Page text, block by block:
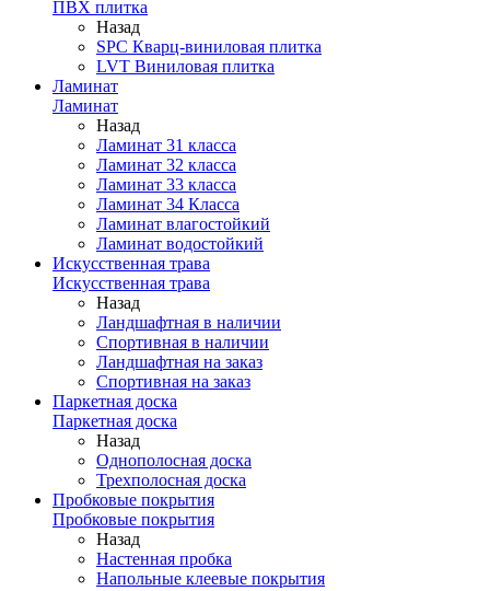
ПВХ плитка
Назад
SPC Кварц-виниловая плитка
LVT Виниловая плитка
Ламинат
Ламинат
Назад
Ламинат 31 класса
Ламинат 32 класса
Ламинат 33 класса
Ламинат 34 Класса
Ламинат влагостойкий
Ламинат водостойкий
Искусственная трава
Искусственная трава
Назад
Ландшафтная в наличии
Спортивная в наличии
Ландшафтная на заказ
Спортивная на заказ
Паркетная доска
Паркетная доска
Назад
Однополосная доска
Трехполосная доска
Пробковые покрытия
Пробковые покрытия
Назад
Настенная пробка
Напольные клеевые покрытия